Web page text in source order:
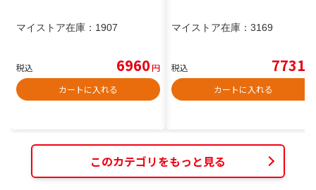
マイストア在庫： 1907
税込 6960円
カートに入れる
マイストア在庫： 3169
税込 7731
カートに入れる
このカテゴリをもっと見る